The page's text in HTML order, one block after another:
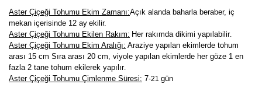
Aster Çiçeği Tohumu Ekim Zamanı:Açık alanda baharla beraber, iç
mekan içerisinde 12 ay ekilir.
Aster Çiçeği Tohumu Ekilen Rakım: Her rakımda dikimi yapılabilir.
Aster Çiçeği Tohumu Ekim Aralığı: Araziye yapılan ekimlerde tohum
arası 15 cm Sıra arası 20 cm, viyole yapılan ekimlerde her göze 1 en
fazla 2 tane tohum ekilerek yapılır.
Aster Çiçeği Tohumu Çimlenme Süresi: 7-21 gün